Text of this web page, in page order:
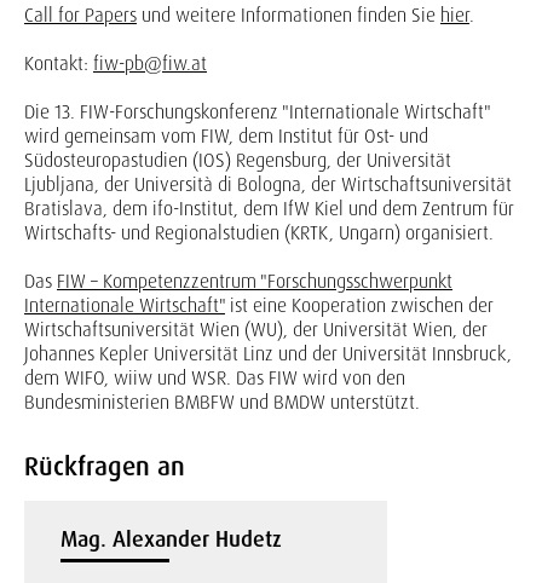
Call for Papers und weitere Informationen finden Sie hier.
Kontakt: fiw-pb@fiw.at
Die 13. FIW-Forschungskonferenz "Internationale Wirtschaft"
wird gemeinsam vom FIW, dem Institut für Ost- und
Südosteuropastudien (IOS) Regensburg, der Universität
Ljubljana, der Università di Bologna, der Wirtschaftsuniversität
Bratislava, dem ifo-Institut, dem IfW Kiel und dem Zentrum für
Wirtschafts- und Regionalstudien (KRTK, Ungarn) organisiert.
Das FIW – Kompetenzzentrum "Forschungsschwerpunkt
Internationale Wirtschaft" ist eine Kooperation zwischen der
Wirtschaftsuniversität Wien (WU), der Universität Wien, der
Johannes Kepler Universität Linz und der Universität Innsbruck,
dem WIFO, wiiw und WSR. Das FIW wird von den
Bundesministerien BMBFW und BMDW unterstützt.
Rückfragen an
Mag. Alexander Hudetz